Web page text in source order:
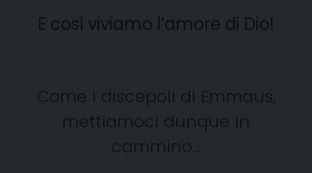
E così viviamo l’amore di Dio!
Come i discepoli di Emmaus,
mettiamoci dunque in
cammino…